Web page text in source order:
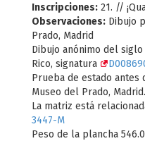
Inscripciones: 21. //
Observaciones: Dibujo
Prado, Madrid
Dibujo anónimo del
Rico, signatura
Prueba de estado antes
Museo del Prado, Madrid.
La matriz está
3447-M
Peso de la plancha